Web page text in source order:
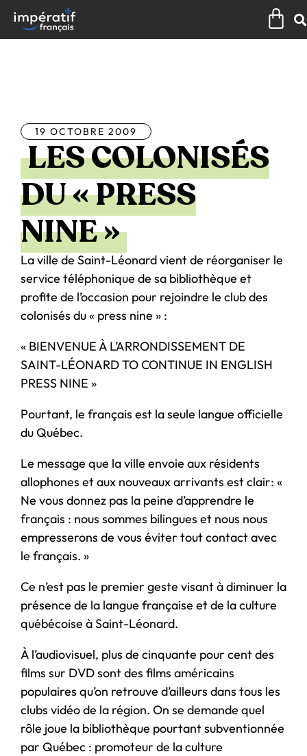
contenu
19 OCTOBRE 2009
LES COLONISÉS
DU « PRESS
NINE »
La ville de Saint-Léonard vient de réorganiser le
service téléphonique de sa bibliothèque et
profite de l’occasion pour rejoindre le club des
colonisés du « press nine » :
« BIENVENUE À L’ARRONDISSEMENT DE
SAINT-LÉONARD TO CONTINUE IN ENGLISH
PRESS NINE »
Pourtant, le français est la seule langue officielle
du Québec.
Le message que la ville envoie aux résidents
allophones et aux nouveaux arrivants est clair: «
Ne vous donnez pas la peine d’apprendre le
français : nous sommes bilingues et nous nous
empresserons de vous éviter tout contact avec
le français. »
Ce n’est pas le premier geste visant à diminuer la
présence de la langue française et de la culture
québécoise à Saint-Léonard.
À l’audiovisuel, plus de cinquante pour cent des
films sur DVD sont des films américains
populaires qu’on retrouve d’ailleurs dans tous les
clubs vidéo de la région. On se demande quel
rôle joue la bibliothèque pourtant subventionnée
par Québec : promoteur de la culture